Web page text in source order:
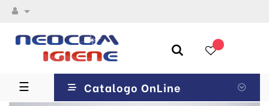

navigazione
Toggle
☰ Catalogo OnLine